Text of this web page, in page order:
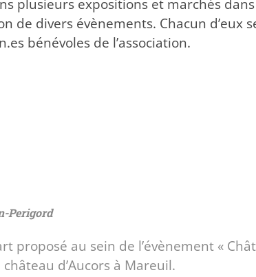
plusieurs expositions et marchés dans
de divers évènements. Chacun d’eux
bénévoles de l’association.
Perigord
proposé au sein de l’évènement «
d’Aucors à Mareuil.